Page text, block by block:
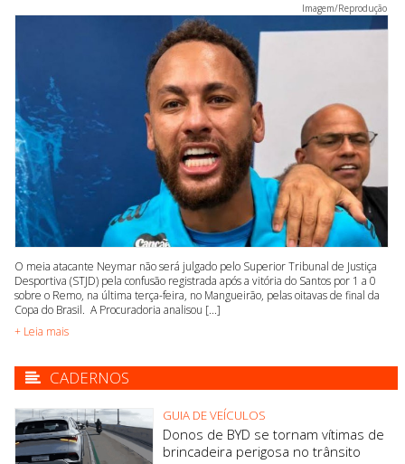
Imagem/Reprodução
O meia atacante Neymar não será julgado pelo Superior Tribunal de Justiça
Desportiva (STJD) pela confusão registrada após a vitória do Santos por 1 a 0
sobre o Remo, na última terça-feira, no Mangueirão, pelas oitavas de final da
Copa do Brasil. A Procuradoria analisou [...]
+ Leia mais
CADERNOS
GUIA DE VEÍCULOS
Donos de BYD se tornam vítimas de
brincadeira perigosa no trânsito